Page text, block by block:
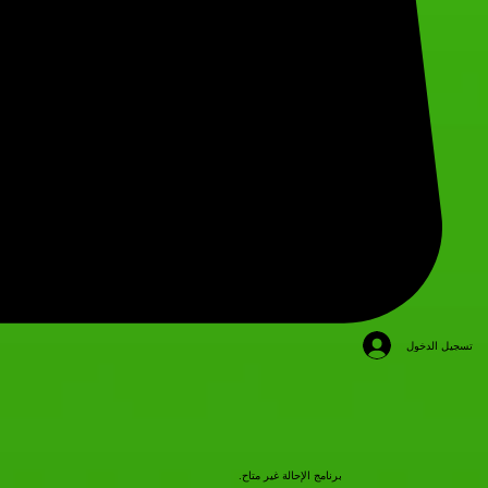
تسجيل الدخول
برنامج الإحالة غير متاح.